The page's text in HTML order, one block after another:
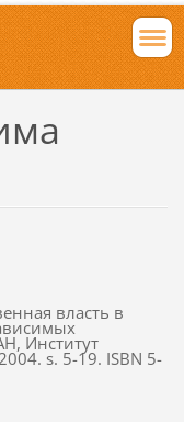
власть в
Институт
s. 5-19. ISBN 5-